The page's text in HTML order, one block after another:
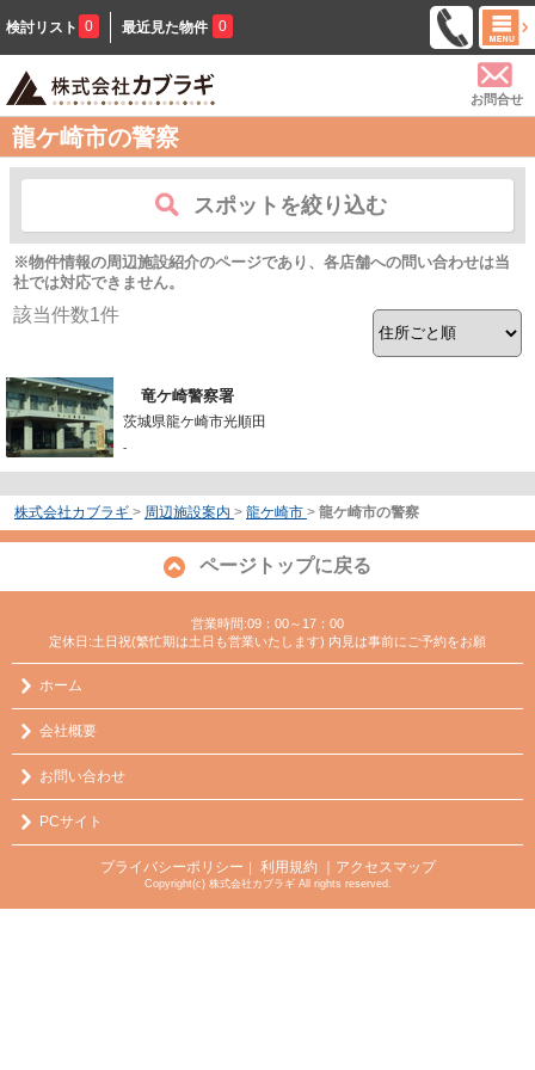
検討リスト 0 最近見た物件 0
お問合せ
龍ケ崎市の警察
スポットを絞り込む
※物件情報の周辺施設紹介のページであり、各店舗への問い合わせは当
社では対応できません。
該当件数1件
竜ケ崎警察署
茨城県龍ケ崎市光順田
-
株式会社カブラギ > 周辺施設案内 > 龍ケ崎市 > 龍ケ崎市の警察
ページトップに戻る
営業時間:09：00～17：00
定休日:土日祝(繁忙期は土日も営業いたします) 内見は事前にご予約をお願
ホーム
会社概要
お問い合わせ
PCサイト
プライバシーポリシー ｜ 利用規約 ｜アクセスマップ
Copyright(c) 株式会社カブラギ All rights reserved.